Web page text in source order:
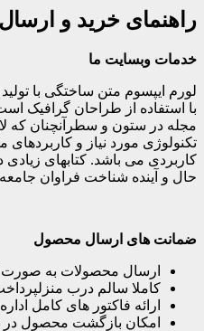
راهنمای خرید و ارسال
خدمات وبسایت ما
لورم ایپسوم متن ساختگی با
با استفاده از طراحان گرافیک
مجله در ستون و سطرآنچنان که
تکنولوژی مورد نیاز و کاربردهای
کاربردی می باشد. کتابهای
حال و آینده شناخت فراوان
ضمانت های ارسال محصول
ارسال محصولات به
کاملا سالم درب
ارائه فاکتور های کامل
امکان بازگشت محصول